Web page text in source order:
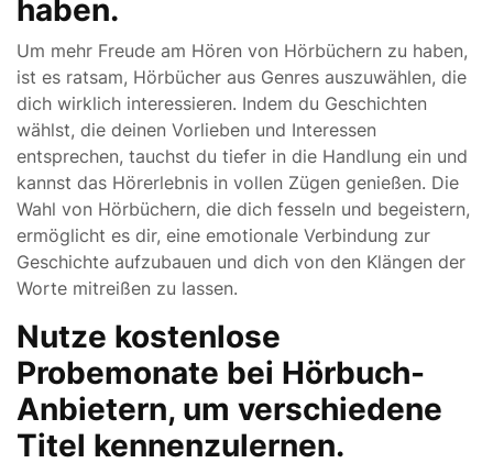
haben.
Um mehr Freude am Hören von Hörbüchern zu haben,
ist es ratsam, Hörbücher aus Genres auszuwählen, die
dich wirklich interessieren. Indem du Geschichten
wählst, die deinen Vorlieben und Interessen
entsprechen, tauchst du tiefer in die Handlung ein und
kannst das Hörerlebnis in vollen Zügen genießen. Die
Wahl von Hörbüchern, die dich fesseln und begeistern,
ermöglicht es dir, eine emotionale Verbindung zur
Geschichte aufzubauen und dich von den Klängen der
Worte mitreißen zu lassen.
Nutze kostenlose
Probemonate bei Hörbuch-
Anbietern, um verschiedene
Titel kennenzulernen.